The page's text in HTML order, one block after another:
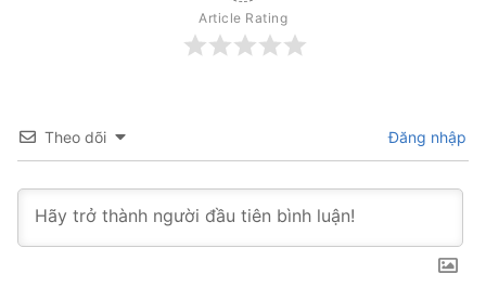
Article Rating
Theo dõi Đăng nhập